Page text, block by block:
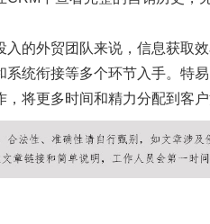
入的外贸团队来说，信息获取
系统衔接等多个环节入手。特
，将更多时间和精力分配到客